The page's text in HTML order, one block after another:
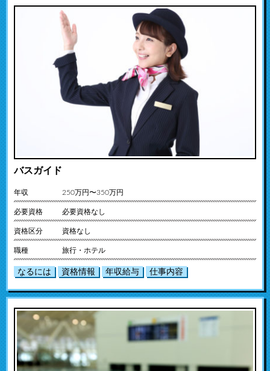
バスガイド
年収 250万円〜350万円
必要資格 必要資格なし
資格区分 資格なし
職種 旅行・ホテル
なるには 資格情報 年収給与 仕事内容